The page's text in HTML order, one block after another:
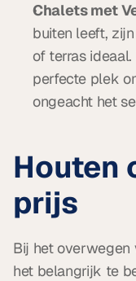
Chalets met
buiten leeft,
of terras
perfecte plek
ongeacht het
Houten
prijs
Bij het overwegen
het belangrijk te